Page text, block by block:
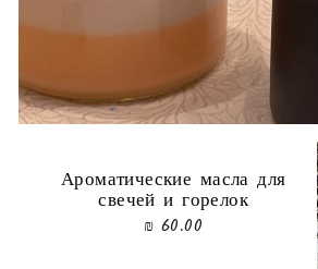
Ароматические масла для
свечей и горелок
60.00 ₪